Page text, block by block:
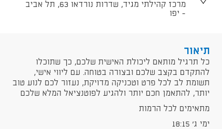
מרכז קהילתי מגיד, שדרות נורדאו 63, תל אביב
- יפו
תיאור
כל תרגיל מותאם ליכולת האישית שלכם, כך שתוכלו
להתקדם בקצב שלכם ובצורה בטוחה. עם ליווי אישי,
תשומת לב לכל פרט וטכניקה מדויקת, נעזור לכם לנוע טוב
יותר, להתאמן חכם יותר ולהגיע לפוטנציאל המלא שלכם
מתאימים לכל הרמות
ימי ג' 18:15